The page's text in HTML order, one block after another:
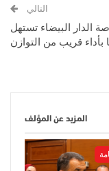
التالي
الدار البيضاء تستهل
بأداء قريب من التوازن
المزيد عن المؤلف